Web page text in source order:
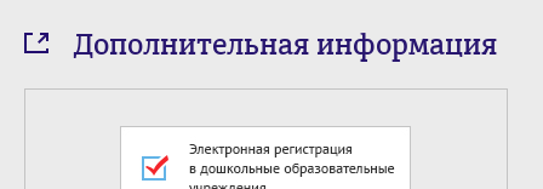
Дополнительная информация